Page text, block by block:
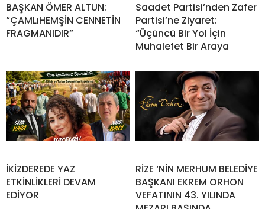
BAŞKAN ÖMER ALTUN:
“ÇAMLıHEMŞİN CENNETİN
FRAGMANIDIR”
Saadet Partisi’nden Zafer
Partisi’ne Ziyaret:
“Üçüncü Bir Yol İçin
Muhalefet Bir Araya
İKİZDEREDE YAZ
ETKİNLİKLERİ DEVAM
EDİYOR
RİZE ‘NİN MERHUM BELEDİYE
BAŞKANI EKREM ORHON
VEFATININ 43. YILINDA